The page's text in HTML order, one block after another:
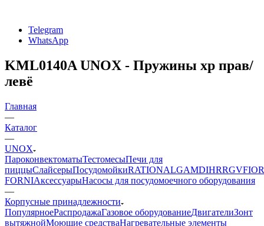
Telegram
WhatsApp
KML0140A UNOX - Пружины xp прав/
левё
Главная
—
Каталог
—
UNOX
ПароконвектоматыТестомесыПечи для
пиццыСлайсерыПосудомойкиRATIONALGAMDIHRRGV
FORNIАксессуарыНасосы для посудомоечного оборудования
—
Корпусные принадлежности
ПопулярноеРаспродажаГазовое оборудованиеДвигателиЗонт
вытяжнойМоющие средстваНагревательные элементы